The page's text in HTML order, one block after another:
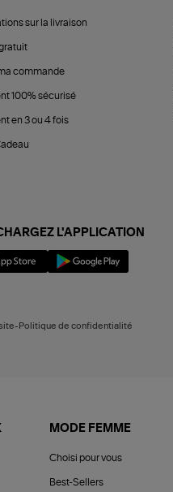
sur la livraison
commande
100% sécurisé
en 3 ou 4 fois
L'APPLICATION
Politique de confidentialité
MODE FEMME
Choisi pour vous
Best-Sellers